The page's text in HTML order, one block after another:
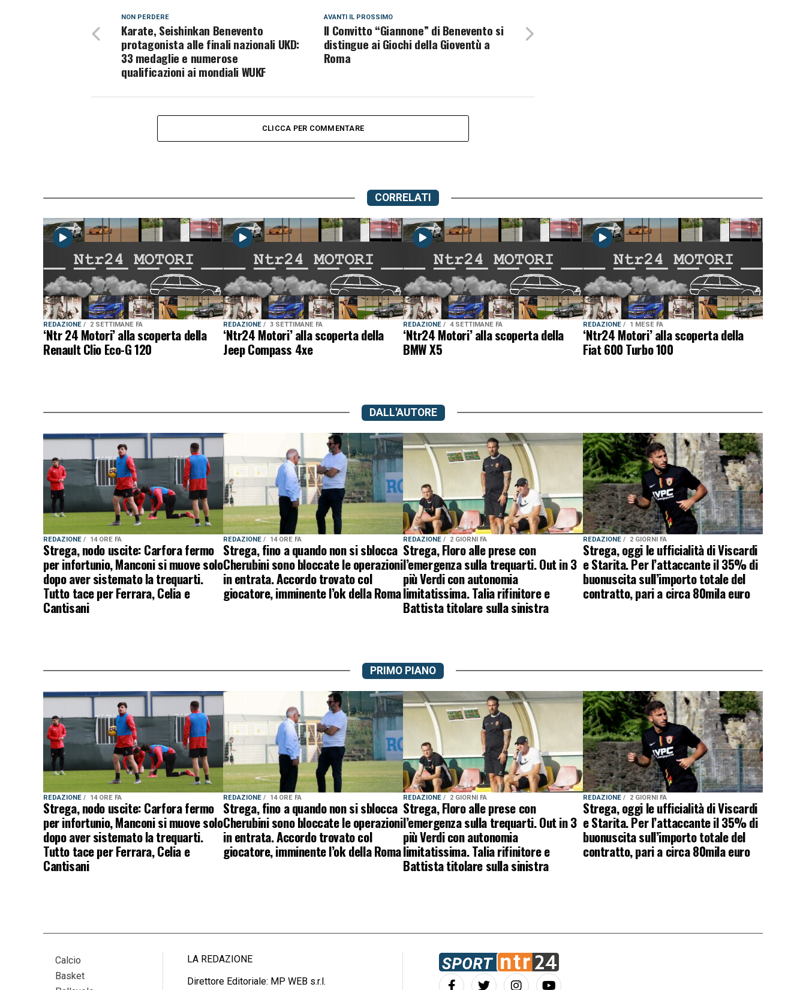
AVANTI IL ​​PROSSIMO
Il Convitto “Giannone” di Benevento si
distingue ai Giochi della Gioventù a
Roma
NON PERDERE
Karate, Seishinkan Benevento
protagonista alle finali nazionali UKD:
33 medaglie e numerose
qualificazioni ai mondiali WUKF
CLICCA PER COMMENTARE
CORRELATI
REDAZIONE 2 SETTIMANE FA
‘Ntr 24 Motori’ alla scoperta della
Renault Clio Eco-G 120
REDAZIONE 3 SETTIMANE FA
‘Ntr24 Motori’ alla scoperta della
Jeep Compass 4xe
REDAZIONE 4 SETTIMANE FA
‘Ntr24 Motori’ alla scoperta della
BMW X5
REDAZIONE 1 MESE FA
‘Ntr24 Motori’ alla scoperta della
Fiat 600 Turbo 100
DALL'AUTORE
REDAZIONE 14 ORE FA
Strega, nodo uscite: Carfora fermo
per infortunio, Manconi si muove solo
dopo aver sistemato la trequarti.
Tutto tace per Ferrara, Celia e
Cantisani
REDAZIONE 14 ORE FA
Strega, fino a quando non si sblocca
Cherubini sono bloccate le operazioni
in entrata. Accordo trovato col
giocatore, imminente l’ok della Roma
REDAZIONE 2 GIORNI FA
Strega, Floro alle prese con
l’emergenza sulla trequarti. Out in 3
più Verdi con autonomia
limitatissima. Talia rifinitore e
Battista titolare sulla sinistra
REDAZIONE 2 GIORNI FA
Strega, oggi le ufficialità di Viscardi
e Starita. Per l’attaccante il 35% di
buonuscita sull’importo totale del
contratto, pari a circa 80mila euro
PRIMO PIANO
REDAZIONE 14 ORE FA
Strega, nodo uscite: Carfora fermo
per infortunio, Manconi si muove solo
dopo aver sistemato la trequarti.
Tutto tace per Ferrara, Celia e
Cantisani
REDAZIONE 14 ORE FA
Strega, fino a quando non si sblocca
Cherubini sono bloccate le operazioni
in entrata. Accordo trovato col
giocatore, imminente l’ok della Roma
REDAZIONE 2 GIORNI FA
Strega, Floro alle prese con
l’emergenza sulla trequarti. Out in 3
più Verdi con autonomia
limitatissima. Talia rifinitore e
Battista titolare sulla sinistra
REDAZIONE 2 GIORNI FA
Strega, oggi le ufficialità di Viscardi
e Starita. Per l’attaccante il 35% di
buonuscita sull’importo totale del
contratto, pari a circa 80mila euro
Calcio
Basket
LA REDAZIONE
Direttore Editoriale: MP WEB s.r.l.